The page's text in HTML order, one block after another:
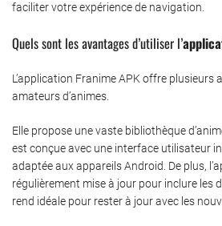
faciliter votre expérience de navigation.
Quels sont les avantages d’utiliser l’
L’application Franime APK offre plusieurs
amateurs d’animes.
Elle propose une vaste bibliothèque
est conçue avec une interface utilisateur
adaptée aux appareils Android. De plus,
régulièrement mise à jour pour inclure les
rend idéale pour rester à jour avec les